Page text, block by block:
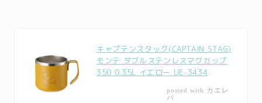
キャプテンスタッグ(CAPTAIN STAG)
モンテ ダブルステンレスマグカップ
350 0.35L イエロー UE-3434
posted with カエレ
バ